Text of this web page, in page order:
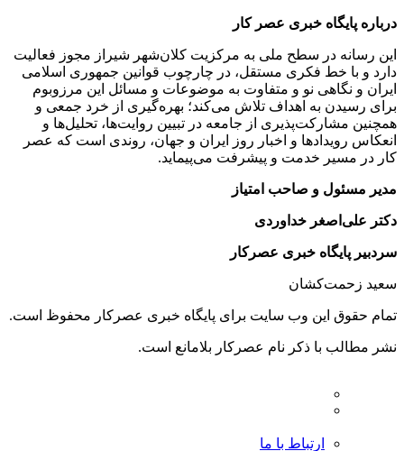
درباره پایگاه خبری عصر کار
این رسانه در سطح ملی به مرکزیت کلان‌شهر شیراز مجوز فعالیت
دارد و با خط فکری مستقل، در چارچوب قوانین جمهوری اسلامی
ایران و نگاهی نو و متفاوت به موضوعات ‌و مسائل این مرزوبوم
برای رسیدن به اهداف تلاش می‌کند؛ بهره‌گیری از خرد جمعی و
همچنین مشارکت‌پذیری از جامعه در تبیین روایت‌ها، تحلیل‌ها و
انعکاس رویدادها و اخبار روز ایران و جهان، روندی است که عصر
کار در مسیر خدمت و پیشرفت می‌پیماید.
مدیر مسئول و صاحب امتیاز
دکتر علی‌اصغر خداوردی
سردبیر پایگاه خبری عصرکار
سعید زحمت‌کشان
تمام حقوق این وب سایت برای پایگاه خبری عصرکار محفوظ است.
نشر مطالب با ذکر نام عصرکار بلامانع است.
ارتباط با ما